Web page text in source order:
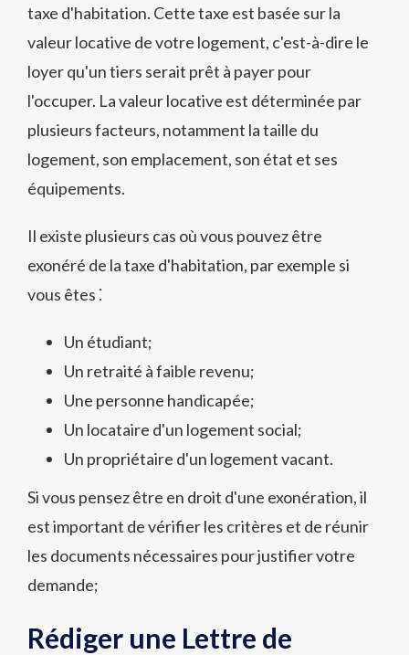
taxe d'habitation. Cette taxe est basée sur la
valeur locative de votre logement, c'est-à-dire le
loyer qu'un tiers serait prêt à payer pour
l'occuper. La valeur locative est déterminée par
plusieurs facteurs, notamment la taille du
logement, son emplacement, son état et ses
équipements.
Il existe plusieurs cas où vous pouvez être
exonéré de la taxe d'habitation, par exemple si
vous êtes ⁚
Un étudiant;
Un retraité à faible revenu;
Une personne handicapée;
Un locataire d'un logement social;
Un propriétaire d'un logement vacant.
Si vous pensez être en droit d'une exonération, il
est important de vérifier les critères et de réunir
les documents nécessaires pour justifier votre
demande;
Rédiger une Lettre de